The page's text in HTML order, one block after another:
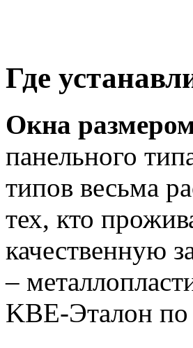
Где
Окна
панельного
типов весьма
тех, кто
качественную
–
KBE-Эталон